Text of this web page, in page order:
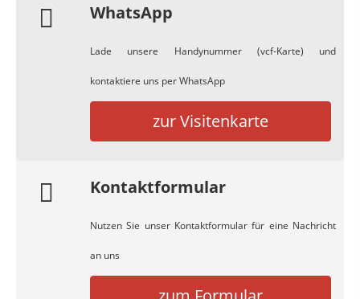
WhatsApp
Lade unsere Handynummer (vcf-Karte) und
kontaktiere uns per WhatsApp
zur Visitenkarte
Kontaktformular
Nutzen Sie unser Kontaktformular für eine Nachricht
an uns